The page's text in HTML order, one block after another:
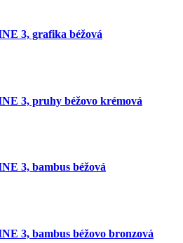
3, grafika béžová
3, pruhy béžovo krémová
3, bambus béžová
3, bambus béžovo bronzová